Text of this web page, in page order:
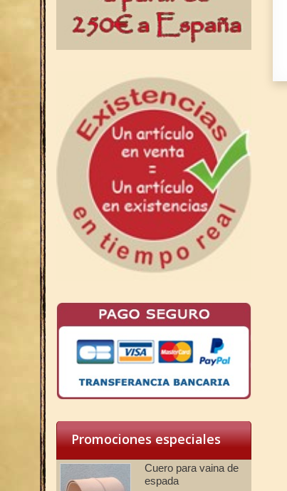
Promociones especiales
Cuero para vaina de
espada